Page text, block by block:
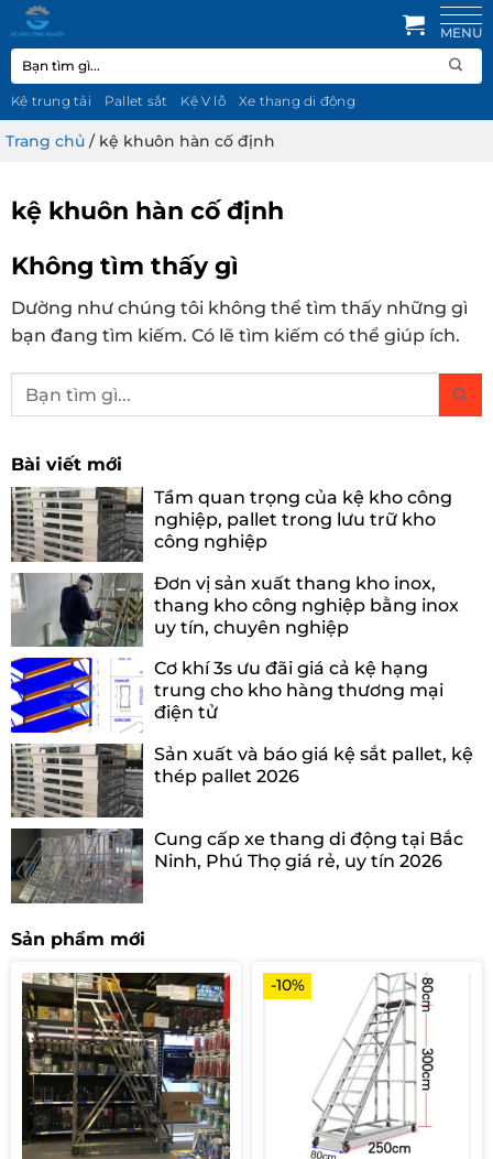
qua
nội
dung
Tìm
kiếm:
Kệ trung tải Pallet sắt Kệ V lỗ Xe thang di động
Trang chủ / kệ khuôn hàn cố định
kệ khuôn hàn cố định
Không tìm thấy gì
Dường như chúng tôi không thể tìm thấy những gì
bạn đang tìm kiếm. Có lẽ tìm kiếm có thể giúp ích.
Bài viết mới
Tầm quan trọng của kệ kho công
nghiệp, pallet trong lưu trữ kho
công nghiệp
Đơn vị sản xuất thang kho inox,
thang kho công nghiệp bằng inox
uy tín, chuyên nghiệp
Cơ khí 3s ưu đãi giá cả kệ hạng
trung cho kho hàng thương mại
điện tử
Sản xuất và báo giá kệ sắt pallet, kệ
thép pallet 2026
Cung cấp xe thang di động tại Bắc
Ninh, Phú Thọ giá rẻ, uy tín 2026
Sản phẩm mới
-10%